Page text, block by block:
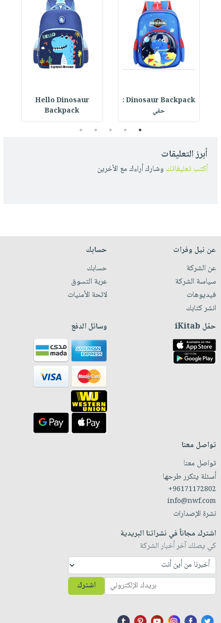
Dinosaur Backpack :
حقي
Hello Dinosaur
Backpack
1
2
3
4
5
أبرز التعليقات
أكتب تعليقاتك وشارك أراءك مع الأخرين
عن نيل وفرات
عن الشركة
سياسة الشركة
فيديوهات
انشر كتابك
حسابك
حسابك
عربة التسوق
لائحة الأمنيات
حمّل iKitab وسائل الدفع
تواصل معنا
تواصل معنا
أسئلة يتكرر طرحها
+96171172802
info@nwf.com
نشرة الإصدارات
اشترك مجاناً في نشراتنا البريدية
كي يصلك آخر أخبار الشركة
اشترك